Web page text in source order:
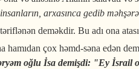
arxasınca gedib
deməkdir. Bu adı ona
hamıdan çox həmd-səna edən
oğlu İsa demişdi: "Ey İsrail